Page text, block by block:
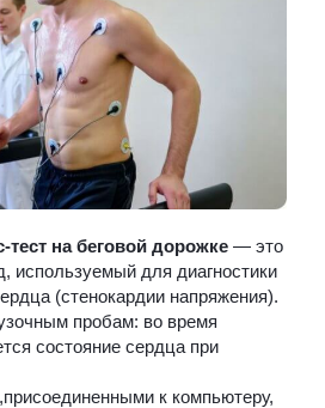
тест на беговой дорожке — это
используемый для диагностики
(стенокардии напряжения).
пробам: во время
состояние сердца при
к компьютеру,